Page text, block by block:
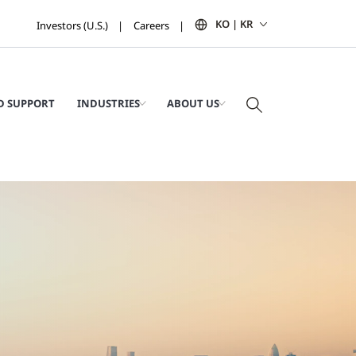
Investors (U.S.) Careers KO | KR
SUPPORT INDUSTRIES ABOUT US